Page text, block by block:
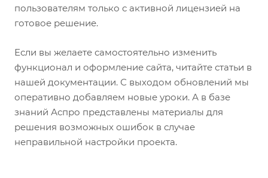
пользователям только с активной лицензией на
готовое решение.
Если вы желаете самостоятельно изменить
функционал и оформление сайта, читайте статьи в
нашей документации. С выходом обновлений мы
оперативно добавляем новые уроки. А в базе
знаний Аспро представлены материалы для
решения возможных ошибок в случае
неправильной настройки проекта.